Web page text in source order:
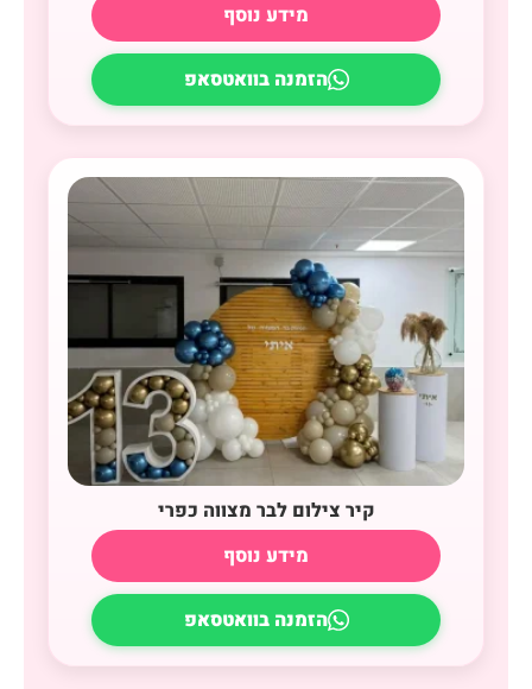
מידע נוסף
הזמנה בוואטסאפ
קיר צילום לבר מצווה כפרי
מידע נוסף
הזמנה בוואטסאפ